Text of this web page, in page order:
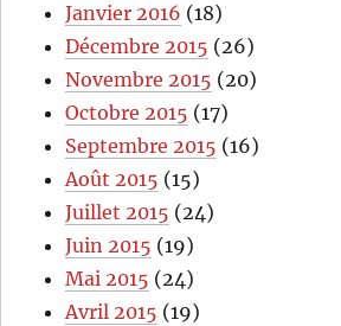
Janvier 2016 (18)
Décembre 2015 (26)
Novembre 2015 (20)
Octobre 2015 (17)
Septembre 2015 (16)
Août 2015 (15)
Juillet 2015 (24)
Juin 2015 (19)
Mai 2015 (24)
Avril 2015 (19)